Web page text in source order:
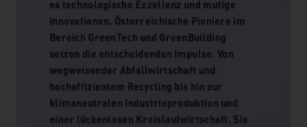
es technologische Exzellenz und mutige
Innovationen. Österreichische Pioniere im
Bereich GreenTech und GreenBuilding
setzen die entscheidenden Impulse. Von
wegweisender Abfallwirtschaft und
hocheffizientem Recycling bis hin zur
klimaneutralen Industrieproduktion und
einer lückenlosen Kreislaufwirtschaft. Sie